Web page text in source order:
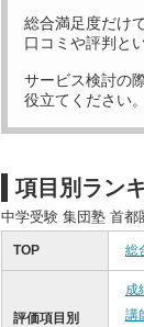
総合満足度だけ
口コミや評判と
サービス検討の
役立てください。
項目別ラン
中学受験 集団塾 首都
TOP 総
評価項目別
成
講